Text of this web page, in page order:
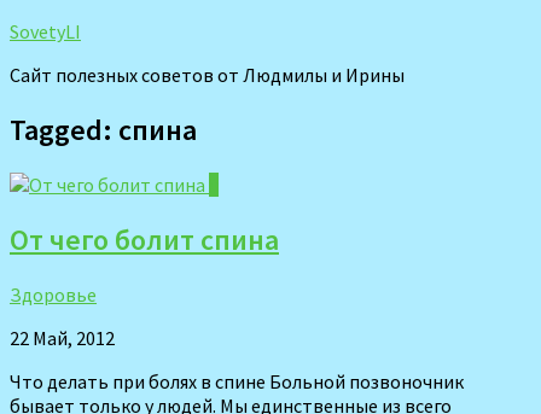
SovetyLI
Сайт полезных советов от Людмилы и Ирины
Tagged: спина
От чего болит спина
Здоровье
22 Май, 2012
Что делать при болях в спине Больной позвоночник
бывает только у людей. Мы единственные из всего